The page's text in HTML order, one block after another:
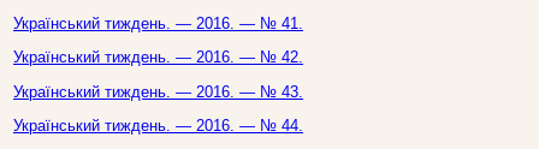
Український тиждень. — 2016. — № 41.
Український тиждень. — 2016. — № 42.
Український тиждень. — 2016. — № 43.
Український тиждень. — 2016. — № 44.